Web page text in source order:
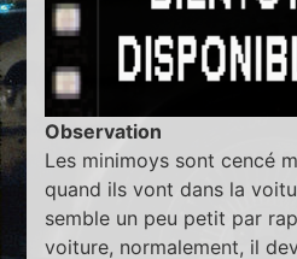
Observation
Les minimoys sont cencé
quand ils vont dans la
semble un peu petit par
voiture, normalement, il